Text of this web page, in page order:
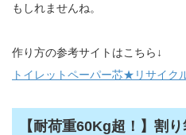
もしれませんね。
作り方の参考サイトはこちら↓
トイレットペーパー芯★リサイク
【耐荷重60Kg超！】割